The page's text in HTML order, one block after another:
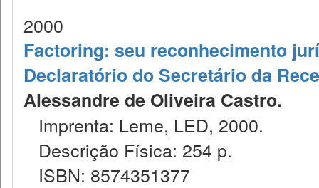
2000
Factoring: seu reconhecimento
Declaratório do Secretário da
Alessandre de Oliveira Castro.
Imprenta: Leme, LED, 2000.
Descrição Física: 254 p.
ISBN: 8574351377